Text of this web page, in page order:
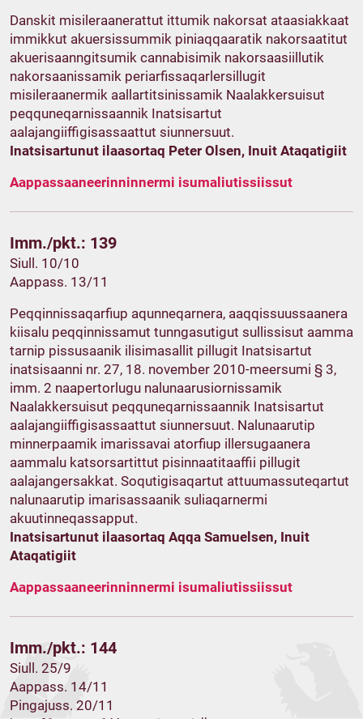
Danskit misileraanerattut ittumik nakorsat ataasiakkaat
immikkut akuersissummik piniaqqaaratik nakorsaatitut
akuerisaanngitsumik cannabisimik nakorsaasiillutik
nakorsaanissamik periarfissaqarlersillugit
misileraanermik aallartitsinissamik Naalakkersuisut
peqquneqarnissaannik Inatsisartut
aalajangiiffigisassaattut siunnersuut.
Inatsisartunut ilaasortaq Peter Olsen, Inuit Ataqatigiit
Aappassaaneerinninnermi isumaliutissiissut
Imm./pkt.: 139
Siull. 10/10
Aappass. 13/11
Peqqinnissaqarfiup aqunneqarnera, aaqqissuussaanera
kiisalu peqqinnissamut tunngasutigut sullissisut aamma
tarnip pissusaanik ilisimasallit pillugit Inatsisartut
inatsisaanni nr. 27, 18. november 2010-meersumi § 3,
imm. 2 naapertorlugu nalunaarusiornissamik
Naalakkersuisut peqquneqarnissaannik Inatsisartut
aalajangiiffigisassaattut siunnersuut. Nalunaarutip
minnerpaamik imarissavai atorfiup illersugaanera
aammalu katsorsartittut pisinnaatitaaffii pillugit
aalajangersakkat. Soqutigisaqartut attuumassuteqartut
nalunaarutip imarisassaanik suliaqarnermi
akuutinneqassapput.
Inatsisartunut ilaasortaq Aqqa Samuelsen, Inuit
Ataqatigiit
Aappassaaneerinninnermi isumaliutissiissut
Imm./pkt.: 144
Siull. 25/9
Aappass. 14/11
Pingajuss. 20/11